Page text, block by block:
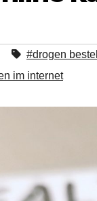
#drogen
im internet